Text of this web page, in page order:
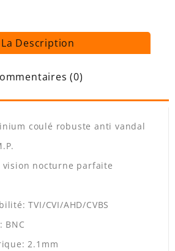
La Description
(0)
coulé robuste anti vandal
vision nocturne parfaite
TVI/CVI/AHD/CVBS
BNC
2.1mm